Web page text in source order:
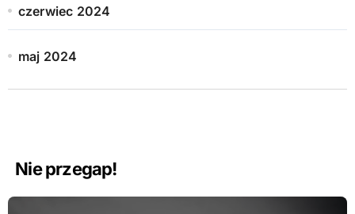
czerwiec 2024
maj 2024
Nie przegap!